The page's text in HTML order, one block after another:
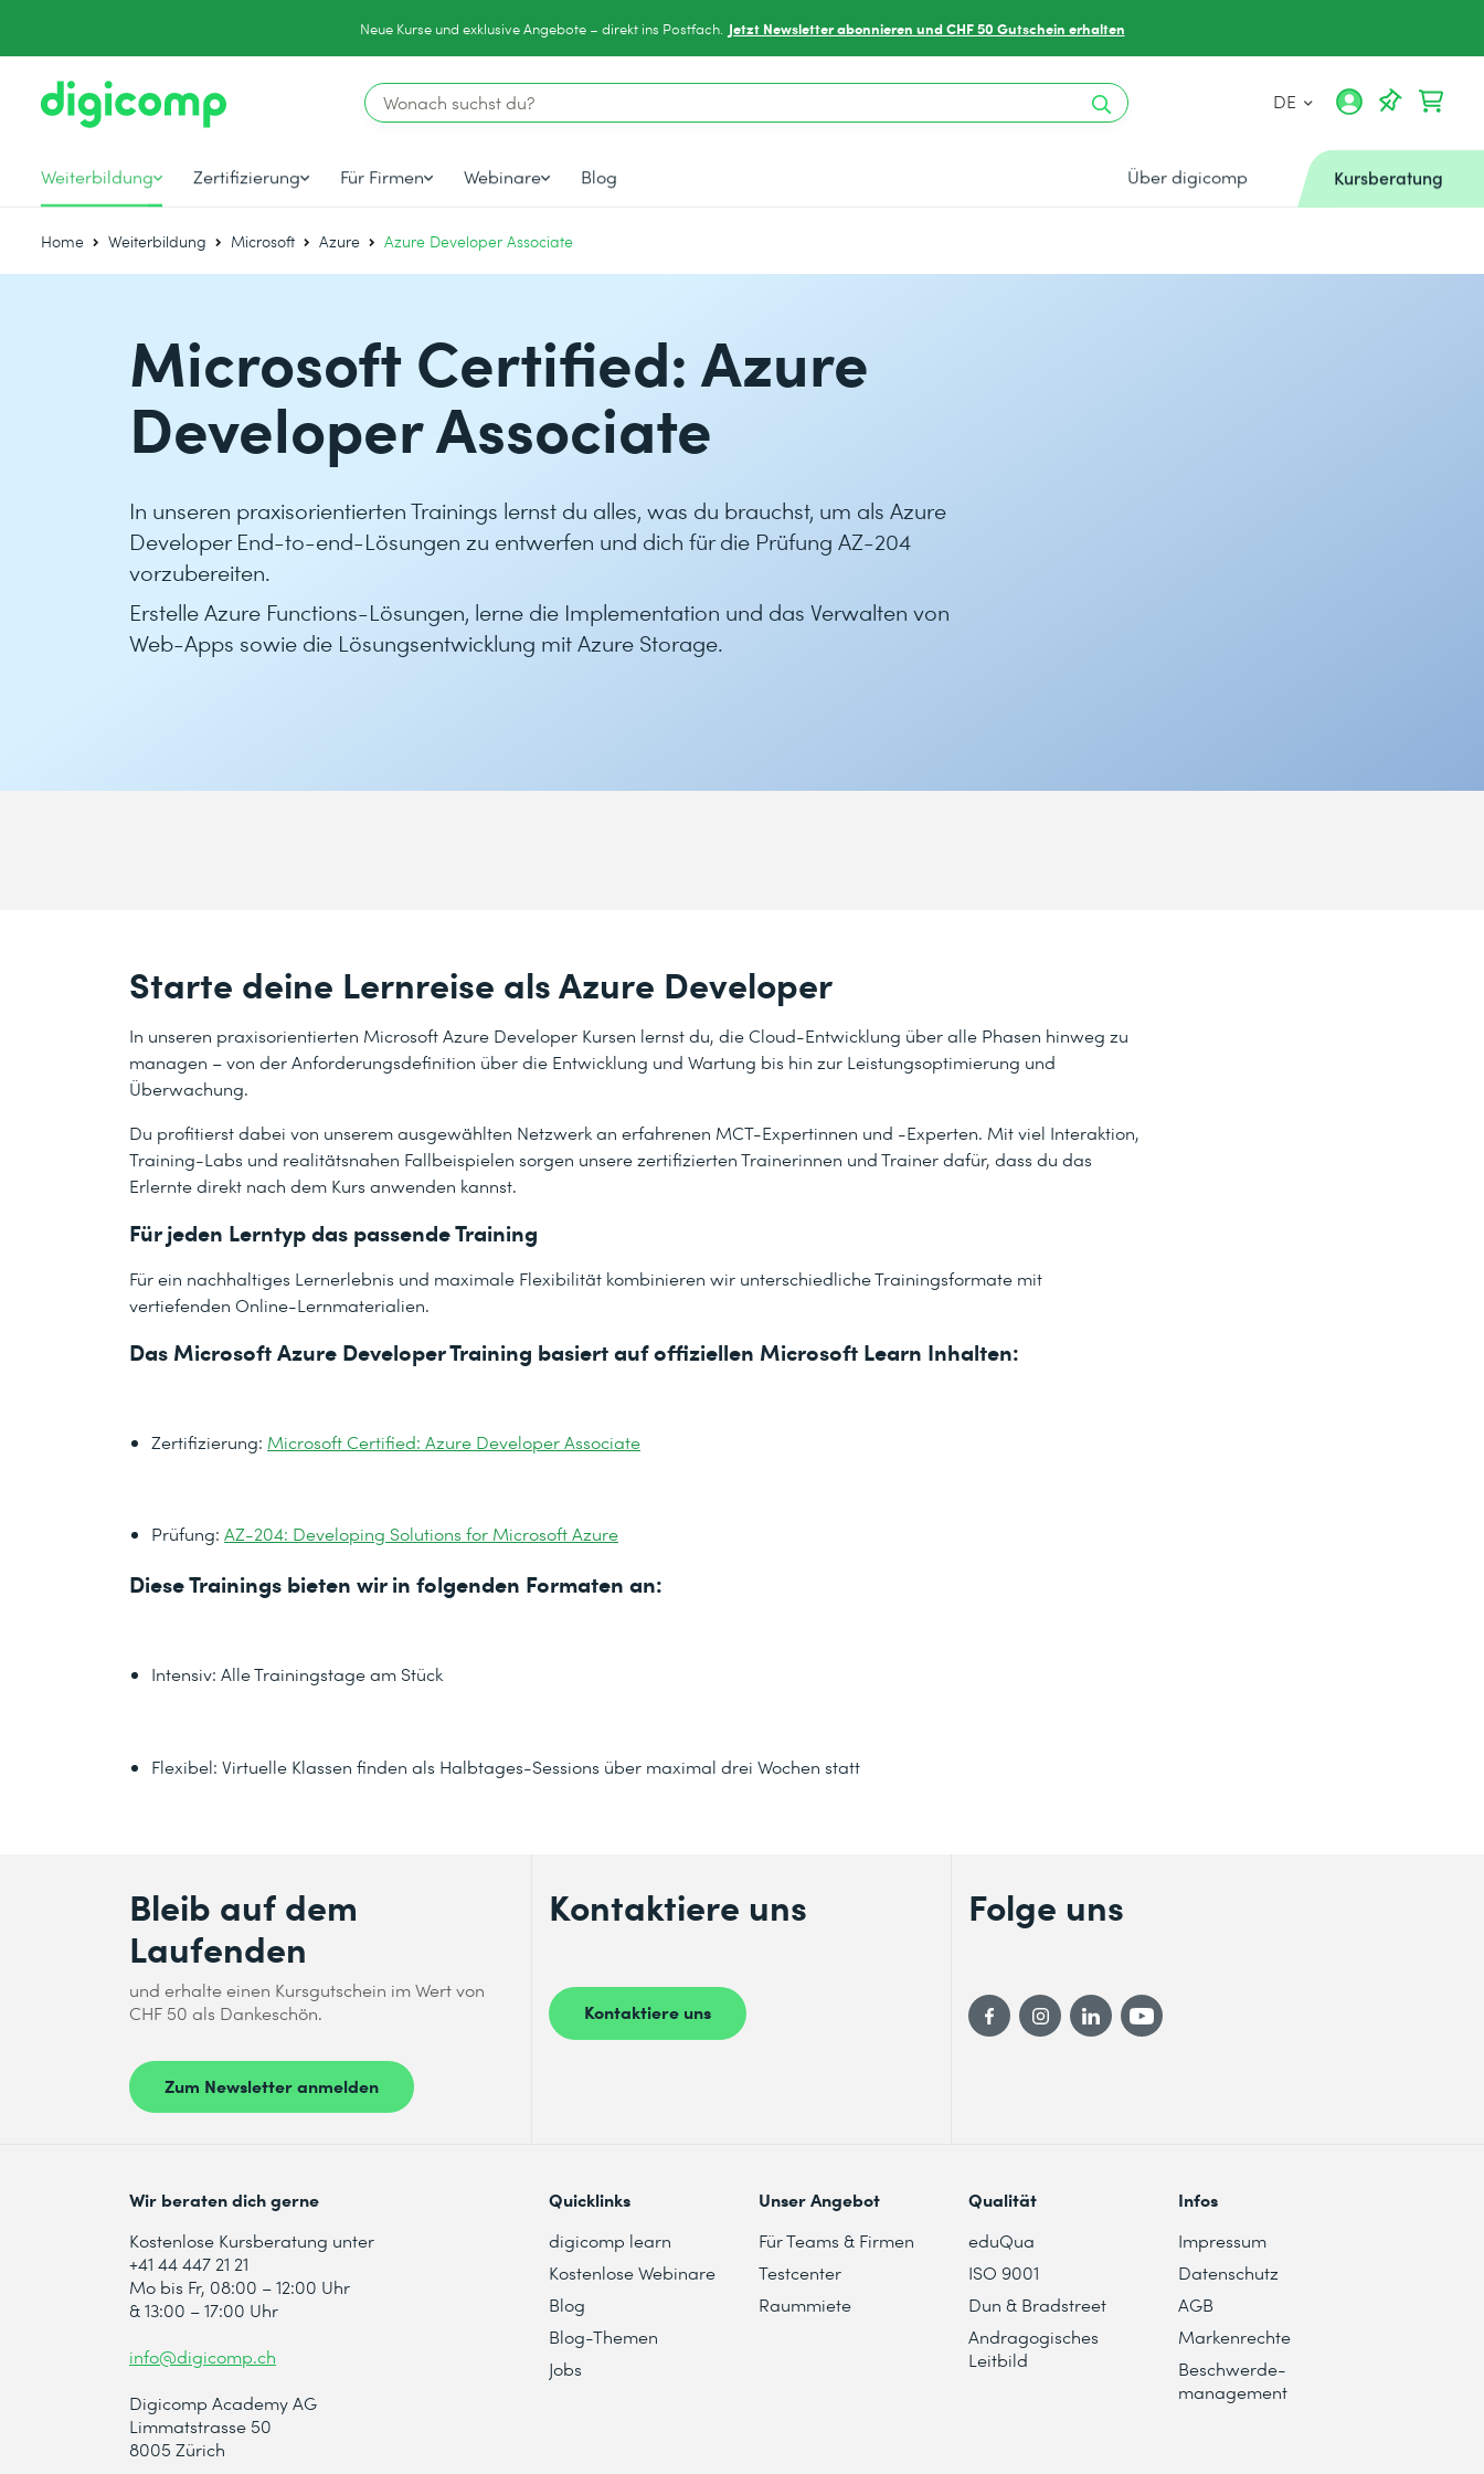
Neue Kurse und exklusive Angebote – direkt ins Postfach. Jetzt Newsletter abonnieren und CHF 50 Gutschein erhalten
DE
Weiterbildung Zertifizierung Für Firmen Webinare Blog Über digicomp Kursberatung
Home Weiterbildung Microsoft Azure Azure Developer Associate
Microsoft Certified: Azure
Developer Associate
In unseren praxisorientierten Trainings lernst du alles, was du brauchst, um als Azure
Developer End-to-end-Lösungen zu entwerfen und dich für die Prüfung AZ-204
vorzubereiten.
Erstelle Azure Functions-Lösungen, lerne die Implementation und das Verwalten von
Web-Apps sowie die Lösungsentwicklung mit Azure Storage.
Starte deine Lernreise als Azure Developer
In unseren praxisorientierten Microsoft Azure Developer Kursen lernst du, die Cloud-Entwicklung über alle Phasen hinweg zu
managen – von der Anforderungsdefinition über die Entwicklung und Wartung bis hin zur Leistungsoptimierung und
Überwachung.
Du profitierst dabei von unserem ausgewählten Netzwerk an erfahrenen MCT-Expertinnen und -Experten. Mit viel Interaktion,
Training-Labs und realitätsnahen Fallbeispielen sorgen unsere zertifizierten Trainerinnen und Trainer dafür, dass du das
Erlernte direkt nach dem Kurs anwenden kannst.
Für jeden Lerntyp das passende Training
Für ein nachhaltiges Lernerlebnis und maximale Flexibilität kombinieren wir unterschiedliche Trainingsformate mit
vertiefenden Online-Lernmaterialien.
Das Microsoft Azure Developer Training basiert auf offiziellen Microsoft Learn Inhalten:
Zertifizierung: Microsoft Certified: Azure Developer Associate
Prüfung: AZ-204: Developing Solutions for Microsoft Azure
Diese Trainings bieten wir in folgenden Formaten an:
Intensiv: Alle Trainingstage am Stück
Flexibel: Virtuelle Klassen finden als Halbtages-Sessions über maximal drei Wochen statt
Bleib auf dem
Laufenden
und erhalte einen Kursgutschein im Wert von
CHF 50 als Dankeschön.
Zum Newsletter anmelden
Kontaktiere uns
Kontaktiere uns
Folge uns
Wir beraten dich gerne
Kostenlose Kursberatung unter
+41 44 447 21 21
Mo bis Fr, 08:00 – 12:00 Uhr
& 13:00 – 17:00 Uhr
info@digicomp.ch
Digicomp Academy AG
Limmatstrasse 50
8005 Zürich
Quicklinks
digicomp learn
Kostenlose Webinare
Blog
Blog-Themen
Jobs
Unser Angebot
Für Teams & Firmen
Testcenter
Raummiete
Qualität
eduQua
ISO 9001
Dun & Bradstreet
Andragogisches
Leitbild
Infos
Impressum
Datenschutz
AGB
Markenrechte
Beschwerde-
management